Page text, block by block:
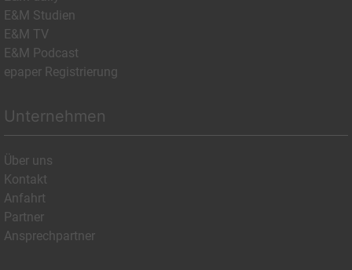
E&M Studien
E&M TV
E&M Podcast
epaper Registrierung
Unternehmen
Über uns
Kontakt
Anfahrt
Partner
Ansprechpartner